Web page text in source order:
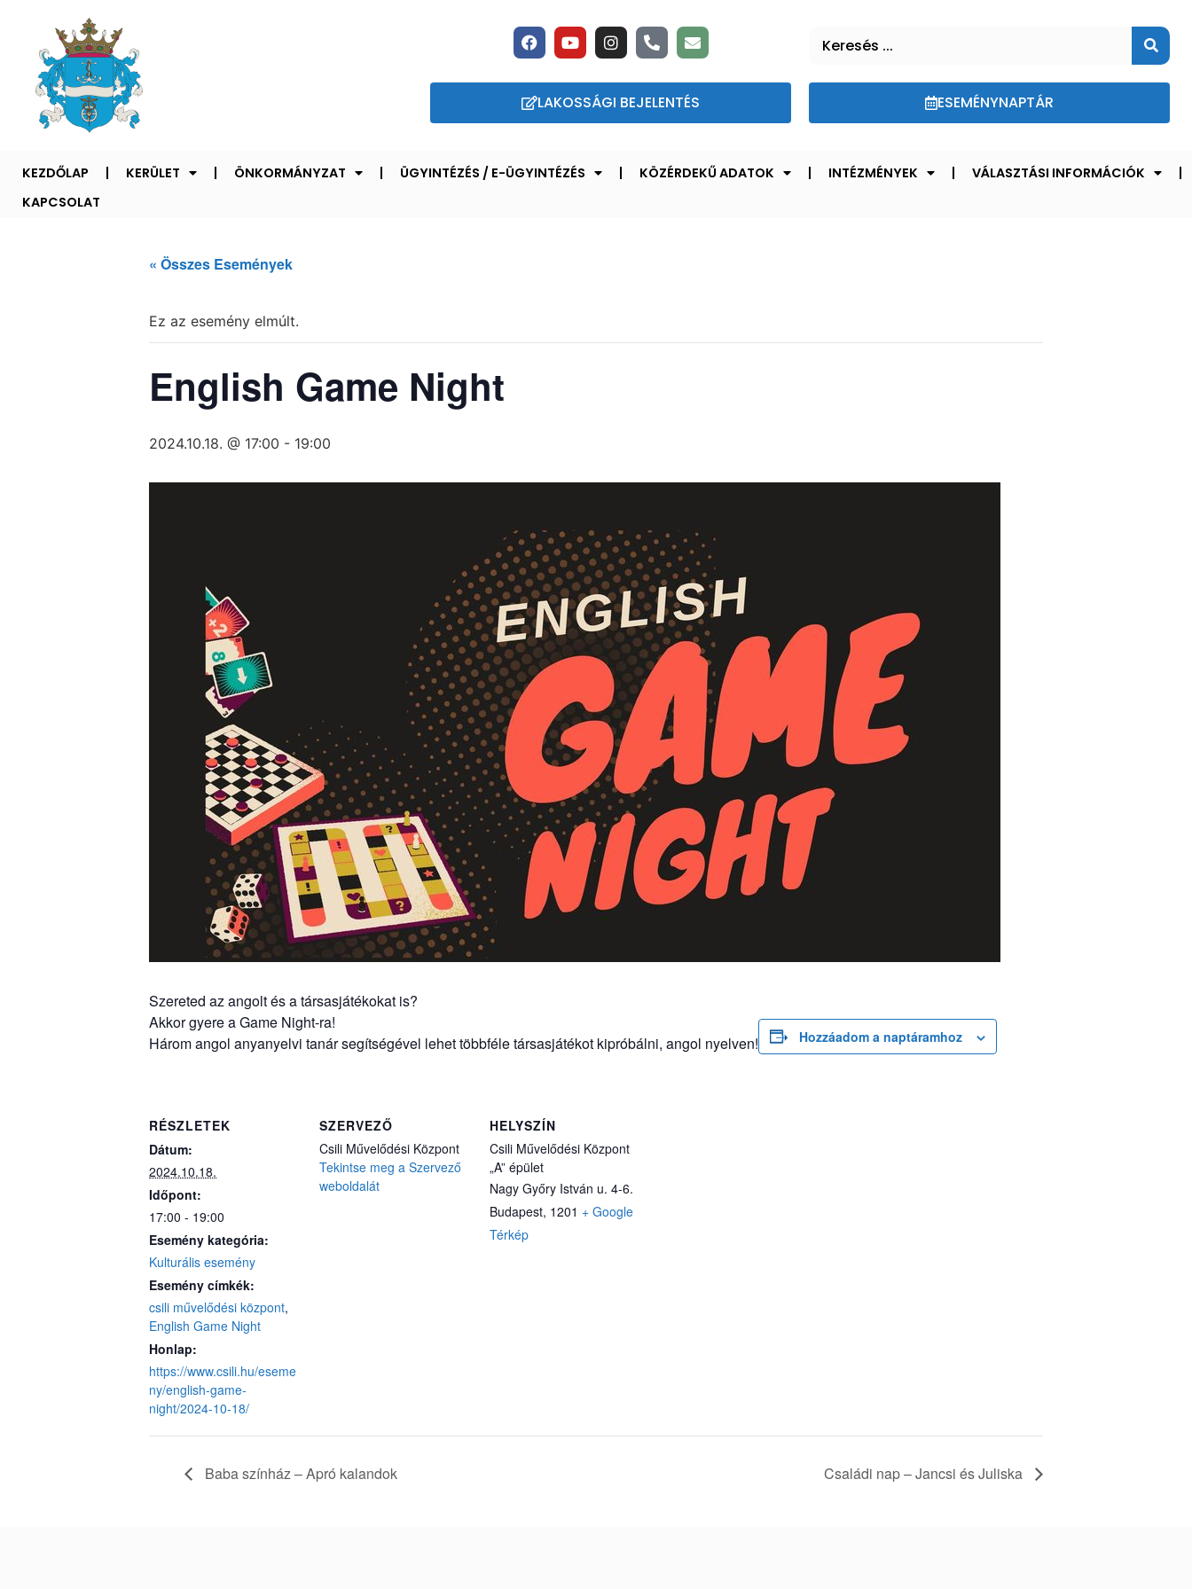
LAKOSSÁGI BEJELENTÉS ESEMÉNYNAPTÁR
KEZDŐLAP KERÜLET ÖNKORMÁNYZAT ÜGYINTÉZÉS / E-ÜGYINTÉZÉS KÖZÉRDEKŰ ADATOK INTÉZMÉNYEK
VÁLASZTÁSI INFORMÁCIÓK
KAPCSOLAT
« Összes Események
Ez az esemény elmúlt.
English Game Night
2024.10.18. @ 17:00 - 19:00
Szereted az angolt és a társasjátékokat is?
Akkor gyere a Game Night-ra!
Három angol anyanyelvi tanár segítségével lehet többféle társasjátékot kipróbálni, angol nyelven!
Hozzáadom a naptáramhoz
RÉSZLETEK
Dátum:
2024.10.18.
Időpont:
17:00 - 19:00
Esemény kategória:
Kulturális esemény
Esemény címkék:
csili művelődési központ,
English Game Night
Honlap:
https://www.csili.hu/eseme
ny/english-game-
night/2024-10-18/
SZERVEZŐ
Csili Művelődési Központ
Tekintse meg a Szervező
weboldalát
HELYSZÍN
Csili Művelődési Központ
„A” épület
Nagy Győry István u. 4-6.
Budapest, 1201 + Google
Térkép
Baba színház – Apró kalandok Családi nap – Jancsi és Juliska